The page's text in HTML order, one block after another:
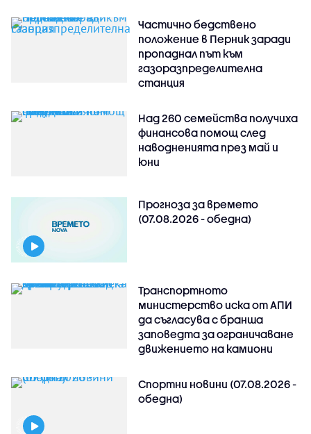
Частично бедствено
положение в Перник заради
пропаднал път към
газоразпределителна
станция
Над 260 семейства получиха
финансова помощ след
наводненията през май и
юни
Прогноза за времето
(07.08.2026 - обедна)
Транспортното
министерство иска от АПИ
да съгласува с бранша
заповедта за ограничаване
движението на камиони
Спортни новини (07.08.2026 -
обедна)